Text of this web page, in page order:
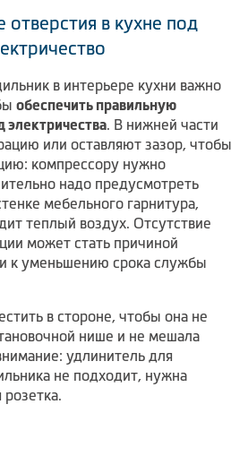
отверстия в кухне под
в интерьере кухни важно
обеспечить правильную
электричества. В нижней части
или оставляют зазор, чтобы
компрессору нужно
надо предусмотреть
мебельного гарнитура,
теплый воздух. Отсутствие
может стать причиной
к уменьшению срока службы
в стороне, чтобы она не
нише и не мешала
удлинитель для
не подходит, нужна
розетка.